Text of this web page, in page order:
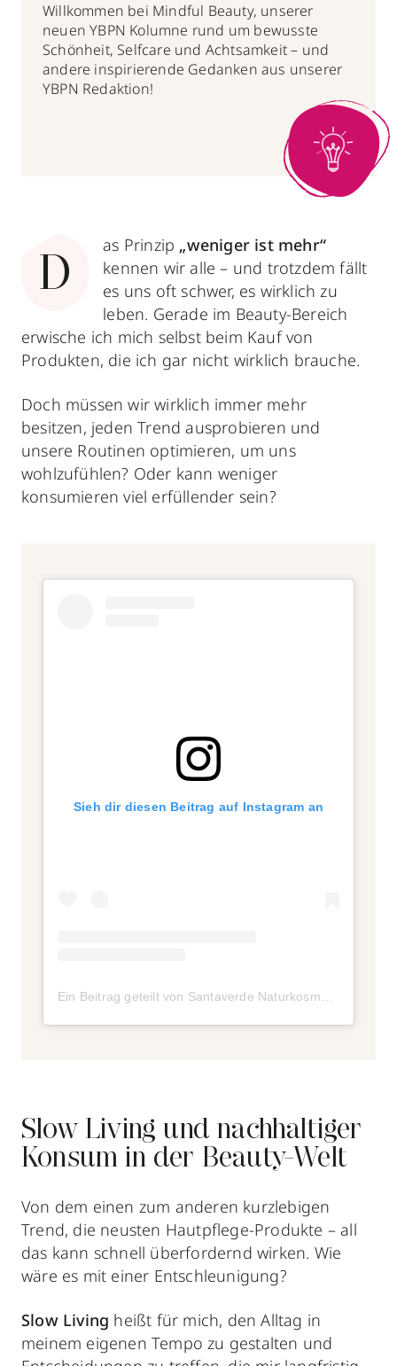
Willkommen bei Mindful Beauty, unserer
neuen YBPN Kolumne rund um bewusste
Schönheit, Selfcare und Achtsamkeit – und
andere inspirierende Gedanken aus unserer
YBPN Redaktion!
D
as Prinzip „weniger ist mehr“
kennen wir alle – und trotzdem fällt
es uns oft schwer, es wirklich zu
leben. Gerade im Beauty-Bereich
erwische ich mich selbst beim Kauf von
Produkten, die ich gar nicht wirklich brauche.
Doch müssen wir wirklich immer mehr
besitzen, jeden Trend ausprobieren und
unsere Routinen optimieren, um uns
wohlzufühlen? Oder kann weniger
konsumieren viel erfüllender sein?
Sieh dir diesen Beitrag auf Instagram an
Slow Living und nachhaltiger
Konsum in der Beauty-Welt
Von dem einen zum anderen kurzlebigen
Trend, die neusten Hautpflege-Produkte – all
das kann schnell überfordernd wirken. Wie
wäre es mit einer Entschleunigung?
Slow Living heißt für mich, den Alltag in
meinem eigenen Tempo zu gestalten und